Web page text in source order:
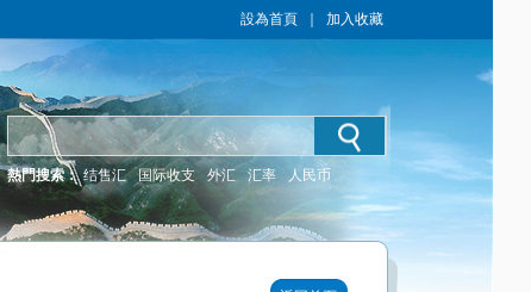
設為首頁 加入收藏
熱門搜索： 结售汇 国际收支 外汇 汇率 人民币